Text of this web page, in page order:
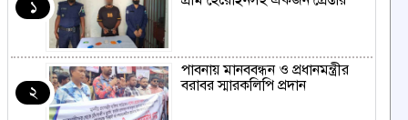
১
২
পাবনায় মানববন্ধন ও প্রধানমন্ত্রীর
বরাবর স্মারকলিপি প্রদান